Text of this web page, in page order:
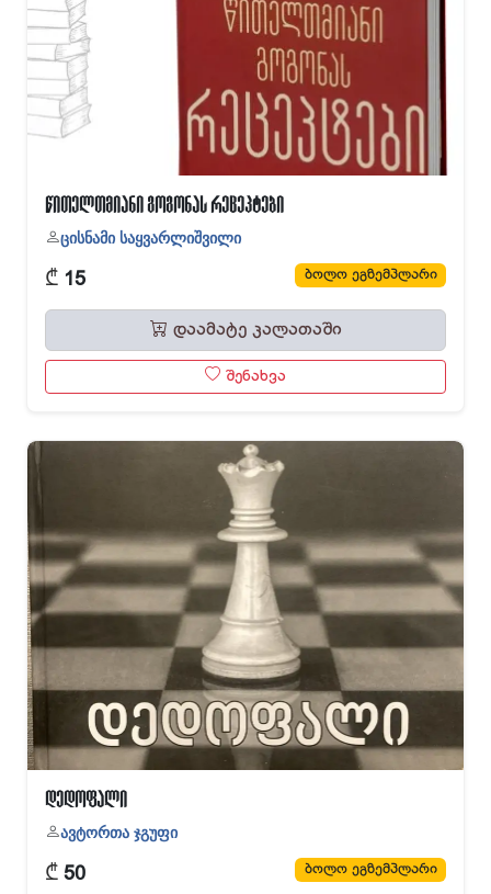
წითელთმიანი გოგონას რეცეპტები
ცისნამი საყვარლიშვილი
₾ 15 ბოლო ეგზემპლარი
დაამატე კალათაში
შენახვა
დედოფალი
ავტორთა ჯგუფი
₾ 50 ბოლო ეგზემპლარი